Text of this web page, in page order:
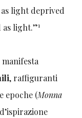
as light deprived
as light.”1
, raffiguranti
epoche (Monna